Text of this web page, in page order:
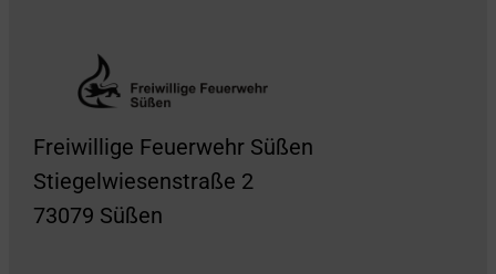
Freiwillige Feuerwehr Süßen
Stiegelwiesenstraße 2
73079 Süßen